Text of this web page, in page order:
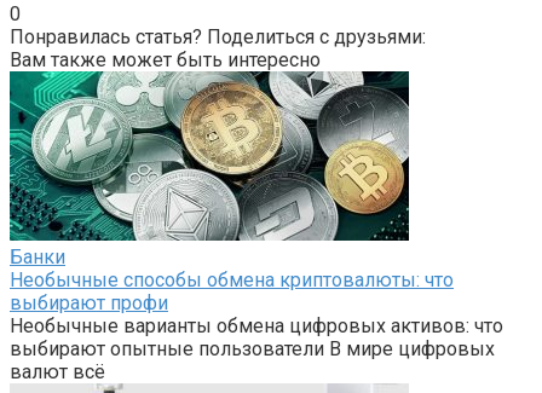
0
Понравилась статья? Поделиться с друзьями:
Вам также может быть интересно
Банки
Необычные способы обмена криптовалюты: что
выбирают профи
Необычные варианты обмена цифровых активов: что
выбирают опытные пользователи В мире цифровых
валют всё